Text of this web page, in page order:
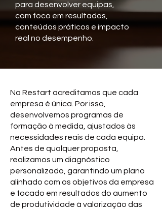
para desenvolver equipas,
com foco em resultados,
conteúdos práticos e impacto
real no desempenho.
Na Restart acreditamos que cada
empresa é única. Por isso,
desenvolvemos programas de
formação à medida, ajustados às
necessidades reais de cada equipa.
Antes de qualquer proposta,
realizamos um diagnóstico
personalizado, garantindo um plano
alinhado com os objetivos da empresa
e focado em resultados do aumento
de produtividade à valorização das